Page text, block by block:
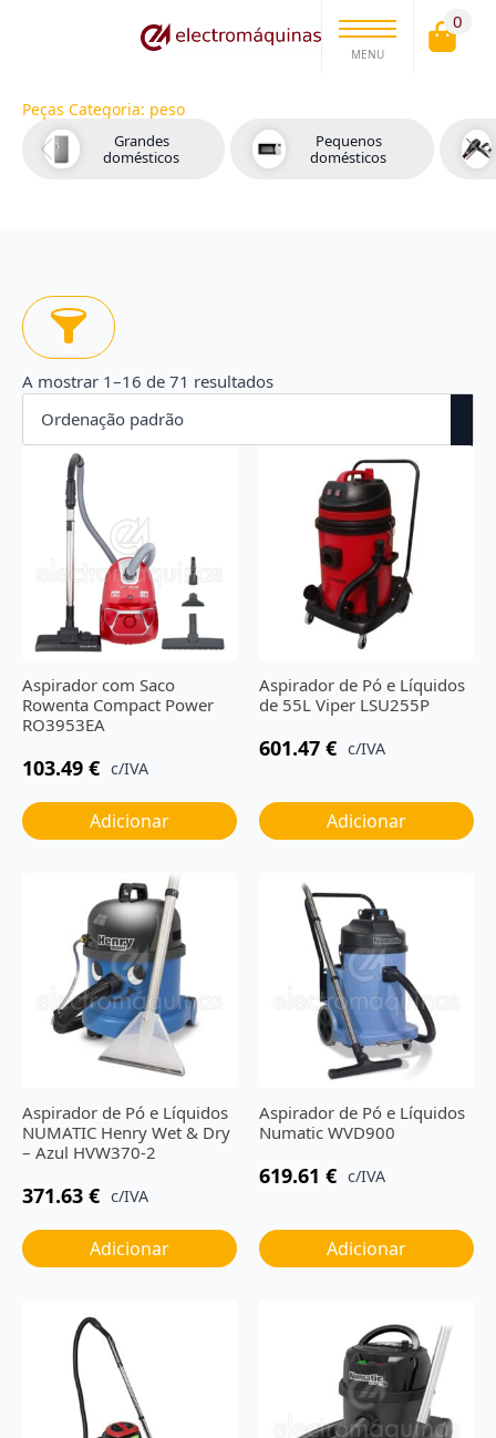
MENU
0
Peças Categoria: peso
Grandes
domésticos
Pequenos
domésticos
A mostrar 1–16 de 71 resultados
Aspirador com Saco
Rowenta Compact Power
RO3953EA
103.49 € c/IVA
Adicionar
Aspirador de Pó e Líquidos
de 55L Viper LSU255P
601.47 € c/IVA
Adicionar
Aspirador de Pó e Líquidos
NUMATIC Henry Wet & Dry
– Azul HVW370-2
371.63 € c/IVA
Adicionar
Aspirador de Pó e Líquidos
Numatic WVD900
619.61 € c/IVA
Adicionar